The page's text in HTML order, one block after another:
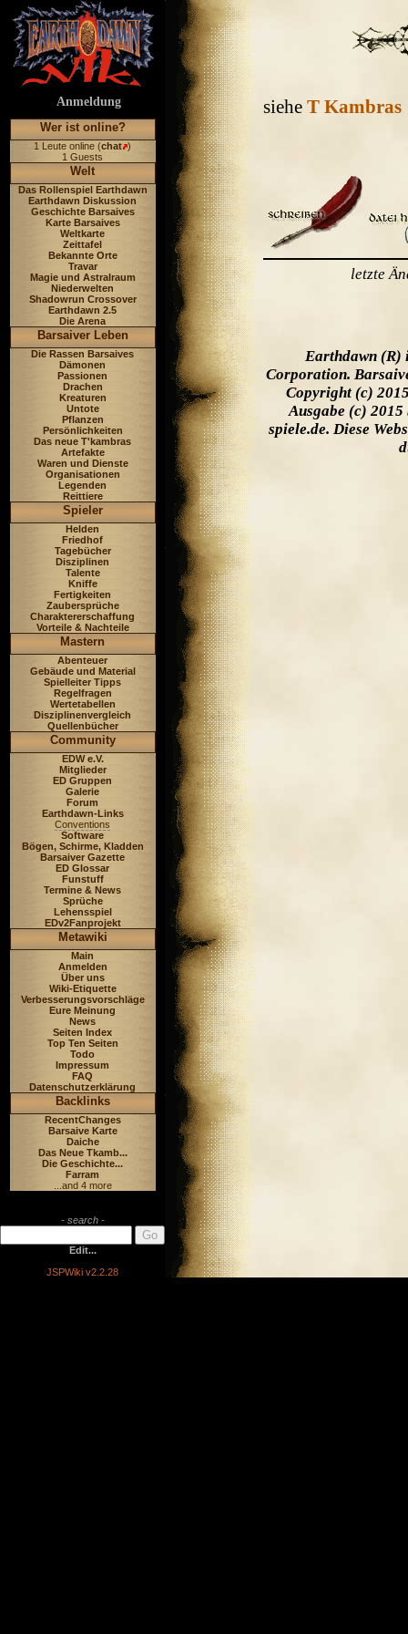
Anmeldung
Wer ist online?
1 Leute online (chat )
1 Guests
Welt
Das Rollenspiel Earthdawn
Earthdawn Diskussion
Geschichte Barsaives
Karte Barsaives
Weltkarte
Zeittafel
Bekannte Orte
Travar
Magie und Astralraum
Niederwelten
Shadowrun Crossover
Earthdawn 2.5
Die Arena
Barsaiver Leben
Die Rassen Barsaives
Dämonen
Passionen
Drachen
Kreaturen
Untote
Pflanzen
Persönlichkeiten
Das neue T'kambras
Artefakte
Waren und Dienste
Organisationen
Legenden
Reittiere
Spieler
Helden
Friedhof
Tagebücher
Disziplinen
Talente
Kniffe
Fertigkeiten
Zaubersprüche
Charaktererschaffung
Vorteile & Nachteile
Mastern
Abenteuer
Gebäude und Material
Spielleiter Tipps
Regelfragen
Wertetabellen
Disziplinenvergleich
Quellenbücher
Community
EDW e.V.
Mitglieder
ED Gruppen
Galerie
Forum
Earthdawn-Links
Conventions
Software
Bögen, Schirme, Kladden
Barsaiver Gazette
ED Glossar
Funstuff
Termine & News
Sprüche
Lehensspiel
EDv2Fanprojekt
Metawiki
Main
Anmelden
Über uns
Wiki-Etiquette
Verbesserungsvorschläge
Eure Meinung
News
Seiten Index
Top Ten Seiten
Todo
Impressum
FAQ
Datenschutzerklärung
Backlinks
RecentChanges
Barsaive Karte
Daiche
Das Neue Tkamb...
Die Geschichte...
Farram
...and 4 more
- search -
Edit...
JSPWiki v2.2.28
siehe T Kambras
letzte
Earthdawn (R)
Corporation.
Copyright (c)
Ausgabe (c) 2015
spiele.de. Diese